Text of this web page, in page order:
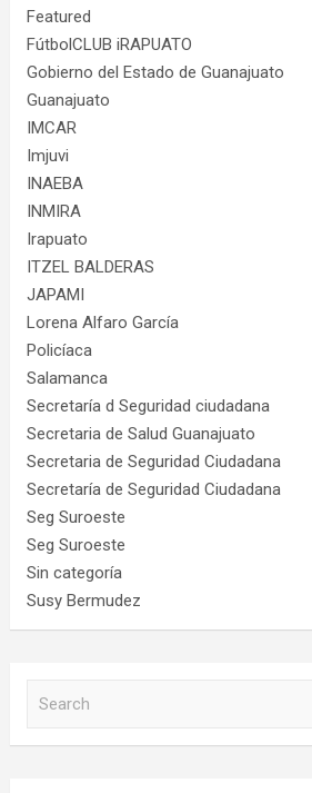
Featured
FútbolCLUB iRAPUATO
Gobierno del Estado de Guanajuato
Guanajuato
IMCAR
Imjuvi
INAEBA
INMIRA
Irapuato
ITZEL BALDERAS
JAPAMI
Lorena Alfaro García
Policíaca
Salamanca
Secretaría d Seguridad ciudadana
Secretaria de Salud Guanajuato
Secretaria de Seguridad Ciudadana
Secretaría de Seguridad Ciudadana
Seg Suroeste
Seg Suroeste
Sin categoría
Susy Bermudez